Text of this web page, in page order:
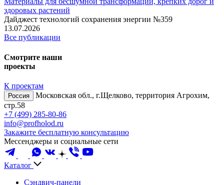
здоровых растений
Дайджест технологий сохранения энергии №359
13.07.2026
Все публикации
Смотрите наши
проекты
К проектам
Россия
Московская обл., г.Щелково, территория Агрохим,
стр.58
+7 (499) 285-80-86
info@profholod.ru
Закажите бесплатную консультацию
Мессенджеры и социальные сети
Каталог
Сэндвич-панели